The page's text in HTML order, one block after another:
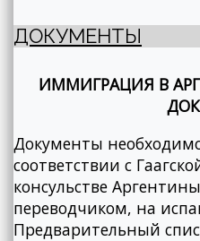
ДОКУМЕНТЫ
ИММИГРАЦИЯ В
Документы
соответствии с
консульстве
переводчиком, на
Предварительный